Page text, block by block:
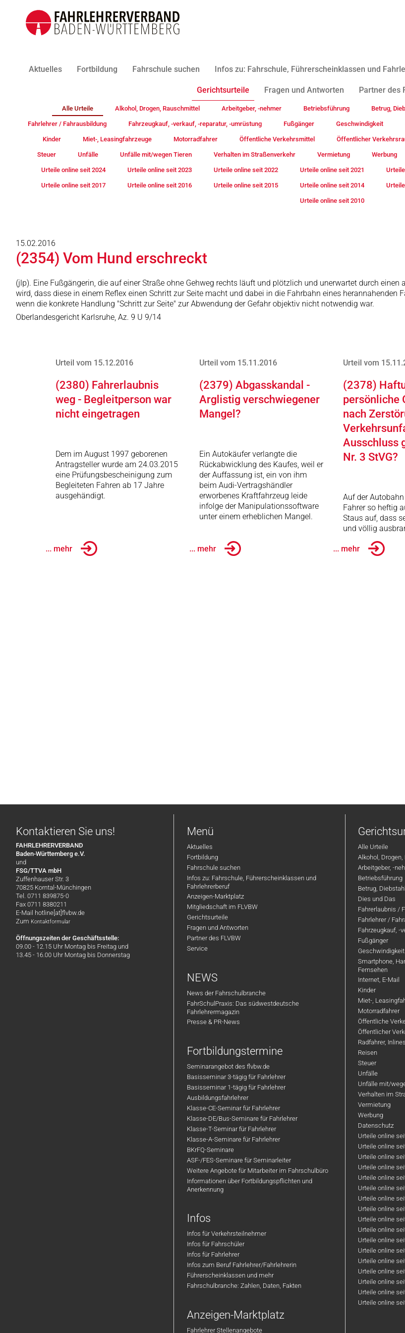
Aktuelles Fortbildung Fahrschule suchen Infos zu: Fahrschule, Führerscheinklassen und
Gerichtsurteile Fragen und Antworten Partner des
Alle Urteile Alkohol, Drogen, Rauschmittel Arbeitgeber, -nehmer Betriebsführung Betrug,
Fahrlehrer / Fahrausbildung Fahrzeugkauf, -verkauf, -reparatur, -umrüstung Fußgänger Geschwindigkeit
Kinder Miet-, Leasingfahrzeuge Motorradfahrer Öffentliche Verkehrsmittel Öffentlicher
Steuer Unfälle Unfälle mit/wegen Tieren Verhalten im Straßenverkehr Vermietung Werbung
Urteile online seit 2024 Urteile online seit 2023 Urteile online seit 2022 Urteile online seit 2021
Urteile online seit 2017 Urteile online seit 2016 Urteile online seit 2015 Urteile online seit 2014
Urteile online seit 2010
15.02.2016
(2354) Vom Hund erschreckt
(jlp). Eine Fußgängerin, die auf einer Straße ohne Gehweg rechts läuft und plötzlich und unerwartet durch
wird, dass diese in einem Reflex einen Schritt zur Seite macht und dabei in die Fahrbahn eines
wenn die konkrete Handlung "Schritt zur Seite" zur Abwendung der Gefahr objektiv nicht notwendig war.
Oberlandesgericht Karlsruhe, Az. 9 U 9/14
Urteil vom 15.12.2016
(2380) Fahrerlaubnis
weg - Begleitperson war
nicht eingetragen
Dem im August 1997 geborenen
Antragsteller wurde am 24.03.2015
eine Prüfungsbescheinigung zum
Begleiteten Fahren ab 17 Jahre
ausgehändigt.
... mehr
Urteil vom 15.11.2016
(2379) Abgasskandal -
Arglistig verschwiegener
Mangel?
Ein Autokäufer verlangte die
Rückabwicklung des Kaufes, weil er
der Auffassung ist, ein von ihm
beim Audi-Vertragshändler
erworbenes Kraftfahrzeug leide
infolge der Manipulationssoftware
unter einem erheblichen Mangel.
... mehr
Urteil vom
(2378)
persönliche
nach
Ausschluss
Nr. 3 StVG?
Auf der
Fahrer so heftig
Staus auf, dass
und völlig
... mehr
Kontaktieren Sie uns!
FAHRLEHRERVERBAND
Baden-Württemberg e.V.
und
FSG/TTVA mbH
Zuffenhauser Str. 3
70825 Korntal-Münchingen
Tel. 0711 839875-0
Fax 0711 8380211
E-Mail hotline[at]flvbw.de
Zum Kontaktformular
Öffnungszeiten der Geschäftsstelle:
09.00 - 12.15 Uhr Montag bis Freitag und
13.45 - 16.00 Uhr Montag bis Donnerstag
Menü
Aktuelles
Fortbildung
Fahrschule suchen
Infos zu: Fahrschule, Führerscheinklassen und
Fahrlehrerberuf
Anzeigen-Marktplatz
Mitgliedschaft im FLVBW
Gerichtsurteile
Fragen und Antworten
Partner des FLVBW
Service
NEWS
News der Fahrschulbranche
FahrSchulPraxis: Das südwestdeutsche
Fahrlehrermagazin
Presse & PR-News
Fortbildungstermine
Seminarangebot des flvbw.de
Basisseminar 3-tägig für Fahrlehrer
Basisseminar 1-tägig für Fahrlehrer
Ausbildungsfahrlehrer
Klasse-CE-Seminar für Fahrlehrer
Klasse-DE/Bus-Seminare für Fahrlehrer
Klasse-T-Seminar für Fahrlehrer
Klasse-A-Seminare für Fahrlehrer
BKrFQ-Seminare
ASF-/FES-Seminare für Seminarleiter
Weitere Angebote für Mitarbeiter im Fahrschulbüro
Informationen über Fortbildungspflichten und
Anerkennung
Infos
Infos für Verkehrsteilnehmer
Infos für Fahrschüler
Infos für Fahrlehrer
Infos zum Beruf Fahrlehrer/Fahrlehrerin
Führerscheinklassen und mehr
Fahrschulbranche: Zahlen, Daten, Fakten
Anzeigen-Marktplatz
Fahrlehrer Stellenangebote
Alle Urteile
Alkohol,
Arbeitgeber, -
Betriebsführung
Betrug,
Dies und Das
Fahrerlaubnis /
Fahrlehrer /
Fahrzeugkauf, -
Fußgänger
Geschwindigkeit
Smartphone,
Fernsehen
Internet, E-Mail
Kinder
Miet-,
Motorradfahrer
Öffentliche
Öffentlicher
Radfahrer,
Reisen
Steuer
Unfälle
Unfälle mit/
Verhalten im
Vermietung
Werbung
Datenschutz
Urteile online
Urteile online
Urteile online
Urteile online
Urteile online
Urteile online
Urteile online
Urteile online
Urteile online
Urteile online
Urteile online
Urteile online
Urteile online
Urteile online
Urteile online
Urteile online
Urteile online